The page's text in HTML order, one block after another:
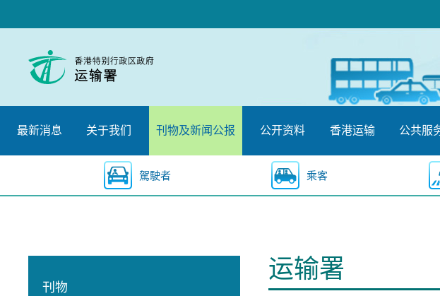
至
始
最新消息 关于我们 刊物及新闻公报 公开资料 香港运输 公共服
駕駛者 乘客
刊物
运输署